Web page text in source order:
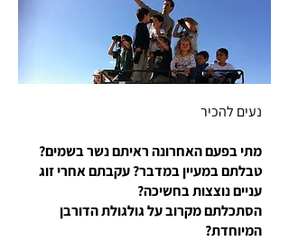
נעים להכיר
מתי בפעם האחרונה ראיתם נשר בשמים?
טבלתם במעיין במדבר? עקבתם אחרי זוג
עניים נוצצות בחשיכה?
הסתכלתם מקרוב על גולגולת הדורבן
המיוחדת?